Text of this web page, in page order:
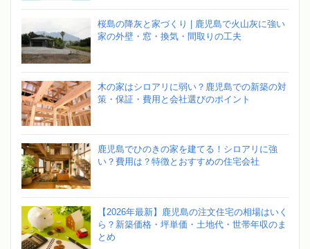
桜島の降灰と家づくり | 鹿児島で火山灰に強い
家の外壁・窓・換気・間取りの工夫
木の家はシロアリに弱い？鹿児島での新築の対
策・保証・費用と会社選びのポイント
鹿児島でひのきの家を建てる！シロアリに強
い？費用は？特徴とおすすめの住宅会社
【2026年最新】鹿児島の注文住宅の相場はいく
ら？新築価格・坪単価・土地代・世帯年収のま
とめ